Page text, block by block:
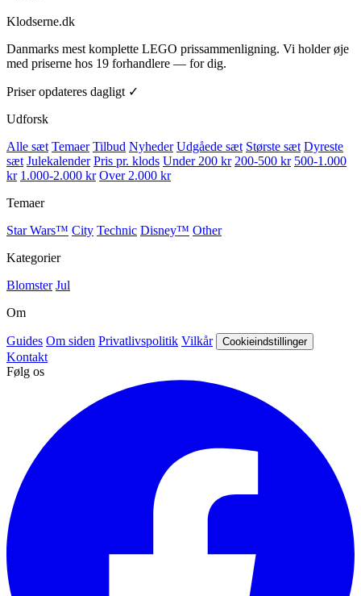
Klodserne.dk
Danmarks mest komplette LEGO prissammenligning. Vi holder øje
med priserne hos 19 forhandlere — for dig.
Priser opdateres dagligt ✓
Udforsk
Alle sæt Temaer Tilbud Nyheder Udgåede sæt Største sæt Dyreste
sæt Julekalender Pris pr. klods Under 200 kr 200-500 kr 500-1.000
kr 1.000-2.000 kr Over 2.000 kr
Temaer
Star Wars™ City Technic Disney™ Other
Kategorier
Blomster Jul
Om
Guides Om siden Privatlivspolitik Vilkår Cookieindstillinger
Kontakt
Følg os